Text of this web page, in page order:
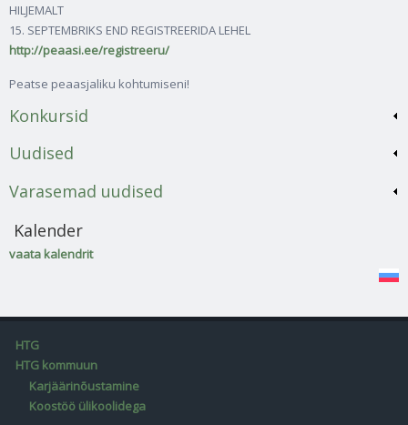
HILJEMALT
15. SEPTEMBRIKS END REGISTREERIDA LEHEL
http://peaasi.ee/registreeru/
Peatse peaasjaliku kohtumiseni!
Konkursid
Uudised
Varasemad uudised
Kalender
vaata kalendrit
HTG
HTG kommuun
Karjäärinõustamine
Koostöö ülikoolidega